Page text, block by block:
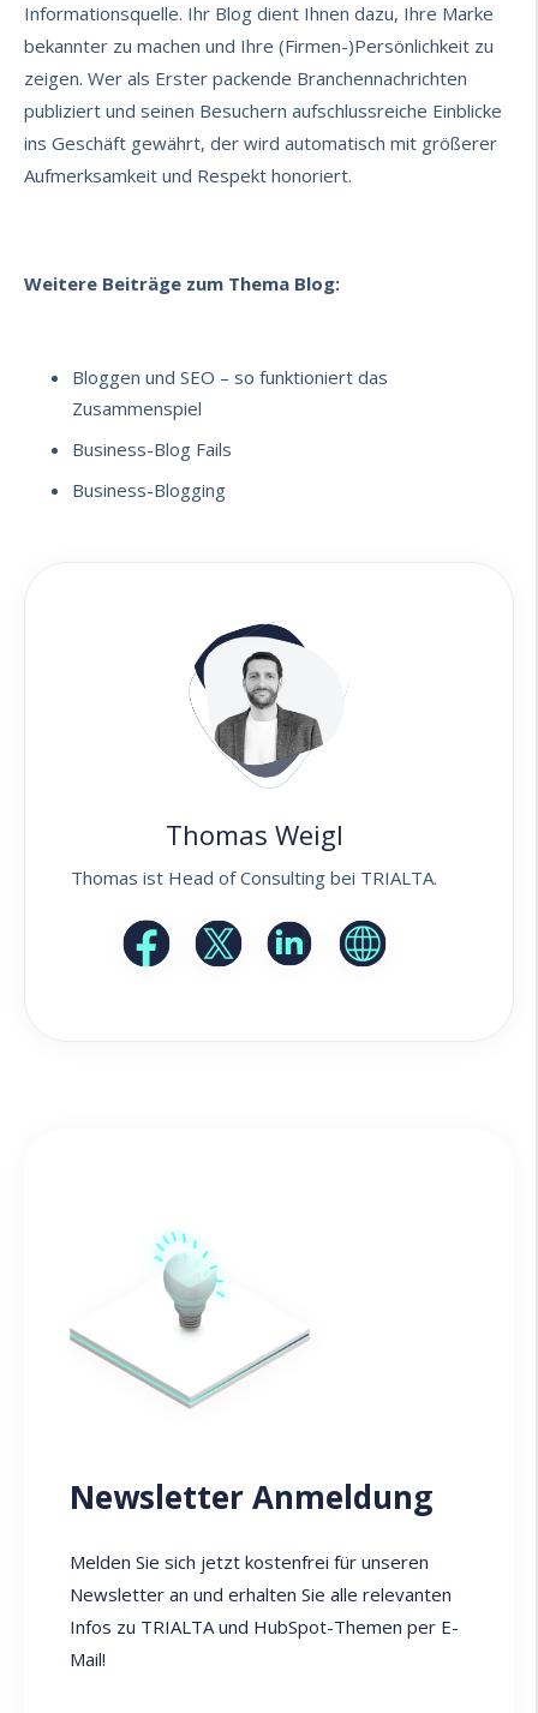
Informationsquelle. Ihr Blog dient Ihnen dazu, Ihre Marke
bekannter zu machen und Ihre (Firmen-)Persönlichkeit zu
zeigen. Wer als Erster packende Branchennachrichten
publiziert und seinen Besuchern aufschlussreiche Einblicke
ins Geschäft gewährt, der wird automatisch mit größerer
Aufmerksamkeit und Respekt honoriert.
Weitere Beiträge zum Thema Blog:
Bloggen und SEO – so funktioniert das
Zusammenspiel
Business-Blog Fails
Business-Blogging
Thomas Weigl
Thomas ist Head of Consulting bei TRIALTA.
Newsletter Anmeldung
Melden Sie sich jetzt kostenfrei für unseren
Newsletter an und erhalten Sie alle relevanten
Infos zu TRIALTA und HubSpot-Themen per E-
Mail!